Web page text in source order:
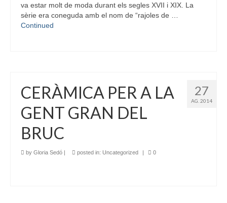
va estar molt de moda durant els segles XVII i XIX. La
sèrie era coneguda amb el nom de “rajoles de …
Continued
27
AG. 2014
CERÀMICA PER A LA
GENT GRAN DEL
BRUC
by Gloria Sedó | posted in: Uncategorized | 0